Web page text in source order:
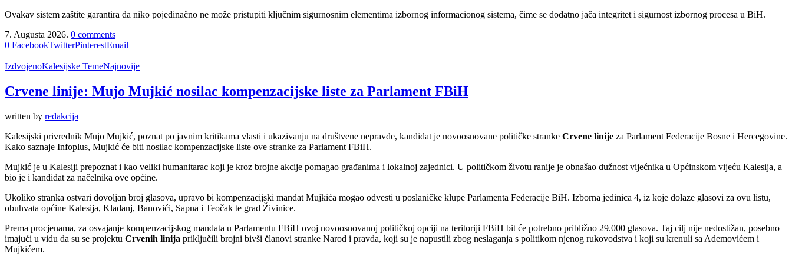
Ovakav sistem zaštite garantira da niko pojedinačno ne može pristupiti ključnim sigurnosnim elementima izbornog informacionog sistema, čime se dodatno jača integritet i sigurnost izbornog procesa u BiH.
7. Augusta 2026. 0 comments
0 FacebookTwitterPinterestEmail
IzdvojenoKalesijske TemeNajnovije
Crvene linije: Mujo Mujkić nosilac kompenzacijske liste za Parlament FBiH
written by redakcija
Kalesijski privrednik Mujo Mujkić, poznat po javnim kritikama vlasti i ukazivanju na društvene nepravde, kandidat je novoosnovane političke stranke Crvene linije za Parlament Federacije Bosne i Hercegovine.
Kako saznaje Infoplus, Mujkić će biti nosilac kompenzacijske liste ove stranke za Parlament FBiH.
Mujkić je u Kalesiji prepoznat i kao veliki humanitarac koji je kroz brojne akcije pomagao građanima i lokalnoj zajednici. U političkom životu ranije je obnašao dužnost vijećnika u Općinskom vijeću Kalesija, a
bio je i kandidat za načelnika ove općine.
Ukoliko stranka ostvari dovoljan broj glasova, upravo bi kompenzacijski mandat Mujkića mogao odvesti u poslaničke klupe Parlamenta Federacije BiH. Izborna jedinica 4, iz koje dolaze glasovi za ovu listu,
obuhvata općine Kalesija, Kladanj, Banovići, Sapna i Teočak te grad Živinice.
Prema procjenama, za osvajanje kompenzacijskog mandata u Parlamentu FBiH ovoj novoosnovanoj političkoj opciji na teritoriji FBiH bit će potrebno približno 29.000 glasova. Taj cilj nije nedostižan, posebno
imajući u vidu da su se projektu Crvenih linija priključili brojni bivši članovi stranke Narod i pravda, koji su je napustili zbog neslaganja s politikom njenog rukovodstva i koji su krenuli sa Ademovićem i
Mujkićem.